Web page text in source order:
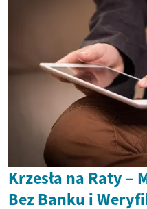
Krzesła na Raty –
Bez Banku i